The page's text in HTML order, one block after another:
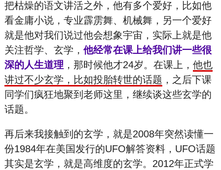
把枯燥的语文讲活之外，他有多个爱好，比如他
看金庸小说，专业霹雳舞、机械舞，另一个爱好
就是他对我们说过他会想象宇宙，实际上就是他
关注哲学、玄学， 他经常在课上给我们讲一些很
深的人生道理 ，那时候他才24岁。在课上， 他也
讲过不少玄学，比如投胎转世的话题 ，之后下课
同学们疯狂地聚到老师这里，继续谈这些玄学的
话题。
再后来我接触到的玄学，就是2008年突然读懂一
份1984年在美国发行的UFO解答资料，UFO话题
其实是玄学，就是高维度的玄学。2012年正式学